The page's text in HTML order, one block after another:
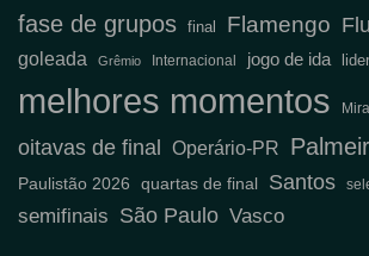
fase de grupos final Flamengo
goleada Grêmio Internacional jogo de ida
melhores momentos
oitavas de final Operário-PR
Paulistão 2026 quartas de final Santos
semifinais São Paulo Vasco